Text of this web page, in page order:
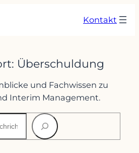
Kontakt
Überschuldung
und Fachwissen zu
Interim Management.